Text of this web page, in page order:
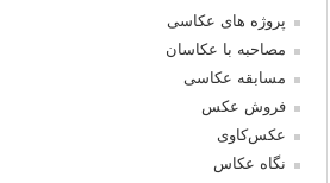
پروژه های عکاسی
مصاحبه با عکاسان
مسابقه عکاسی
فروش عکس
عکس‌کاوی
نگاه عکاس